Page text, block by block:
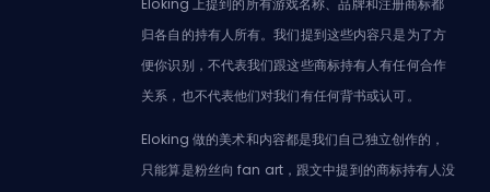
归各自的持有人所有。我们提到这些内容只是为了方
便你识别，不代表我们跟这些商标持有人有任何合作
关系，也不代表他们对我们有任何背书或认可。
Eloking 做的美术和内容都是我们自己独立创作的，
只能算是粉丝向 fan art，跟文中提到的商标持有人没